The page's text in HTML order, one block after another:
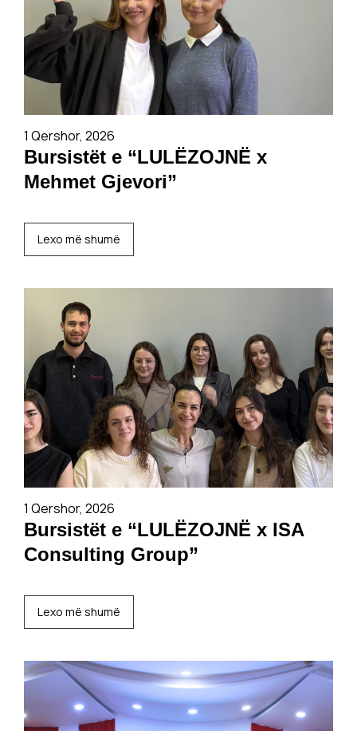
1 Qershor, 2026
Bursistët e “LULËZOJNË x
Mehmet Gjevori”
Lexo më shumë
1 Qershor, 2026
Bursistët e “LULËZOJNË x ISA
Consulting Group”
Lexo më shumë